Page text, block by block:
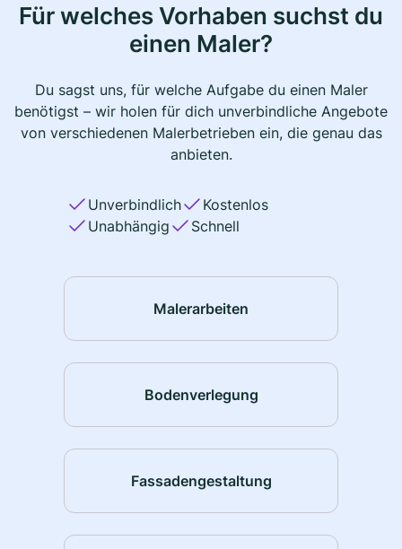
Für welches Vorhaben suchst du
einen Maler?
Du sagst uns, für welche Aufgabe du einen Maler
benötigst – wir holen für dich unverbindliche Angebote
von verschiedenen Malerbetrieben ein, die genau das
anbieten.
Unverbindlich
Kostenlos
Unabhängig
Schnell
Malerarbeiten
Bodenverlegung
Fassadengestaltung